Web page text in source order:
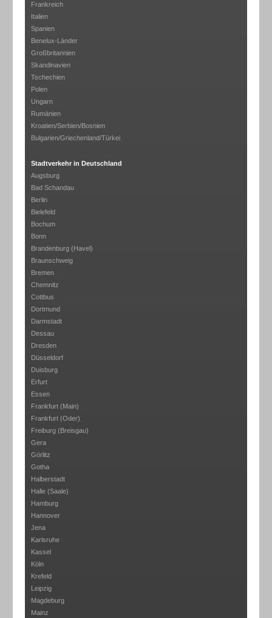
Frankreich
Italien
Spanien
Benelux-Länder
Großbritannien
Skandinavien
Tschechien
Polen
Ungarn
Rumänien
Kroatien/Serbien/Bosnien
Bulgarien/Griechenland/Türkei
Stadtverkehr in Deutschland
Augsburg
Bad Schandau
Berlin
Bielefeld
Bochum
Bonn
Brandenburg (Havel)
Braunschweig
Bremen
Chemnitz
Cottbus
Dortmund
Darmstadt
Dessau
Dresden
Düsseldorf
Duisburg
Erfurt
Essen
Frankfurt (Main)
Frankfurt (Oder)
Freiburg (Breisgau)
Gera
Görlitz
Gotha
Halberstadt
Halle (Saale)
Hamburg
Hannover
Jena
Karlsruhe
Kassel
Köln
Krefeld
Leipzig
Magdeburg
Mainz